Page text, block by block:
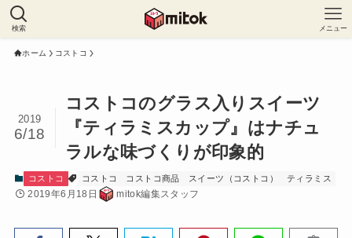
検索 メニュー
ホーム コストコ
コストコのグラス入りスイーツ
『ティラミスカップ』はナチュ
ラルな味づくりが印象的
2019
6/18
コストコ コストコ コストコ商品 スイーツ（コストコ） ティラミス
2019年6月18日 mitok編集スタッフ